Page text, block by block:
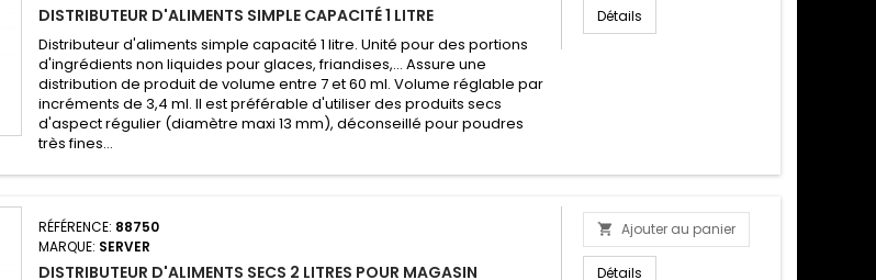
DISTRIBUTEUR D'ALIMENTS SIMPLE CAPACITÉ 1 LITRE
Distributeur d'aliments simple capacité 1 litre. Unité pour des portions
d'ingrédients non liquides pour glaces, friandises,... Assure une
distribution de produit de volume entre 7 et 60 ml. Volume réglable par
incréments de 3,4 ml. Il est préférable d'utiliser des produits secs
d'aspect régulier (diamètre maxi 13 mm), déconseillé pour poudres
très fines...
Détails
RÉFÉRENCE: 88750
MARQUE: SERVER
DISTRIBUTEUR D'ALIMENTS SECS 2 LITRES POUR MAGASIN
 Ajouter au panier
Détails